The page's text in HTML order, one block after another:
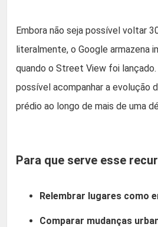
Embora não seja possível voltar
literalmente, o Google armazena
quando o Street View foi
possível acompanhar a evolução
prédio ao longo de mais de uma
Para que serve esse
Relembrar lugares como
Comparar mudanças